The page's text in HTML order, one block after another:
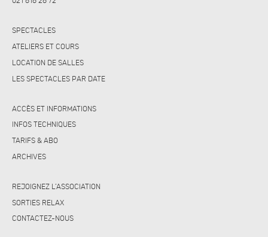
SPECTACLES
ATELIERS ET COURS
LOCATION DE SALLES
LES SPECTACLES PAR DATE
ACCÈS ET INFORMATIONS
INFOS TECHNIQUES
TARIFS & ABO
ARCHIVES
REJOIGNEZ L’ASSOCIATION
SORTIES RELAX
CONTACTEZ-NOUS